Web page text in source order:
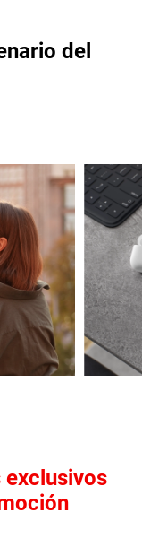
del
exclusivos